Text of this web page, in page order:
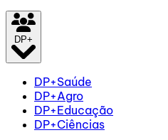
DP+
DP+Saúde
DP+Agro
DP+Educação
DP+Ciências